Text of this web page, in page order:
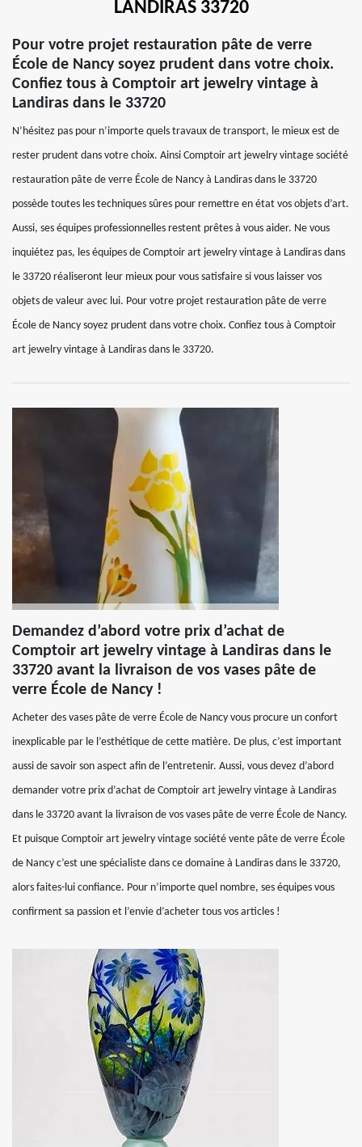
LANDIRAS 33720
Pour votre projet restauration pâte de verre
École de Nancy soyez prudent dans votre choix.
Confiez tous à Comptoir art jewelry vintage à
Landiras dans le 33720
N’hésitez pas pour n’importe quels travaux de transport, le mieux est de
rester prudent dans votre choix. Ainsi Comptoir art jewelry vintage société
restauration pâte de verre École de Nancy à Landiras dans le 33720
possède toutes les techniques sûres pour remettre en état vos objets d’art.
Aussi, ses équipes professionnelles restent prêtes à vous aider. Ne vous
inquiétez pas, les équipes de Comptoir art jewelry vintage à Landiras dans
le 33720 réaliseront leur mieux pour vous satisfaire si vous laisser vos
objets de valeur avec lui. Pour votre projet restauration pâte de verre
École de Nancy soyez prudent dans votre choix. Confiez tous à Comptoir
art jewelry vintage à Landiras dans le 33720.
Demandez d’abord votre prix d’achat de
Comptoir art jewelry vintage à Landiras dans le
33720 avant la livraison de vos vases pâte de
verre École de Nancy !
Acheter des vases pâte de verre École de Nancy vous procure un confort
inexplicable par le l’esthétique de cette matière. De plus, c’est important
aussi de savoir son aspect afin de l’entretenir. Aussi, vous devez d’abord
demander votre prix d’achat de Comptoir art jewelry vintage à Landiras
dans le 33720 avant la livraison de vos vases pâte de verre École de Nancy.
Et puisque Comptoir art jewelry vintage société vente pâte de verre École
de Nancy c’est une spécialiste dans ce domaine à Landiras dans le 33720,
alors faites-lui confiance. Pour n’importe quel nombre, ses équipes vous
confirment sa passion et l’envie d’acheter tous vos articles !